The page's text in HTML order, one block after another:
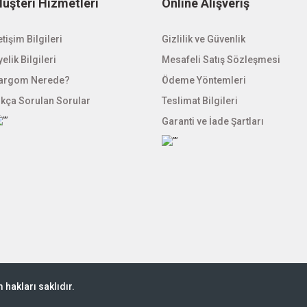
Hizmetleri
Bilgileri
Bilgileri
Nerede?
Sorulan Sorular
Online Alışveriş
Gizlilik ve Güvenlik
Mesafeli Satış Sözleşmesi
Ödeme Yöntemleri
Teslimat Bilgileri
Garanti ve İade Şartları
saklıdır.